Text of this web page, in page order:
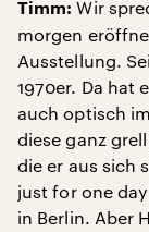
Timm: Wir
morgen
Ausstellung.
1970er. Da hat
auch optisch
diese ganz
die er aus sich
just for one
in Berlin. Aber